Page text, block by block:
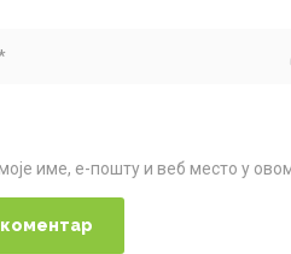
пут када коментаришем.име, е-пошту и веб место у